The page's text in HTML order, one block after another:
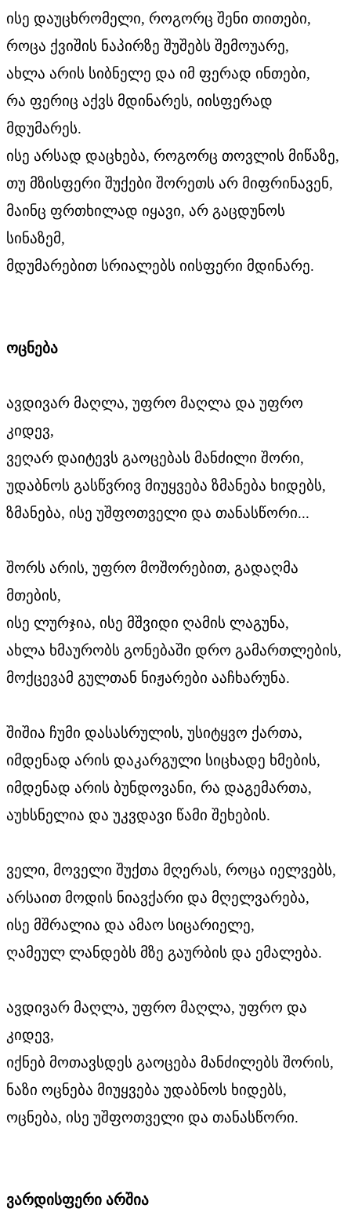
ისე დაუცხრომელი, როგორც შენი თითები,
როცა ქვიშის ნაპირზე შუშებს შემოუარე,
ახლა არის სიბნელე და იმ ფერად ინთები,
რა ფერიც აქვს მდინარეს, იისფერად
მდუმარეს.
ისე არსად დაცხება, როგორც თოვლის მიწაზე,
თუ მზისფერი შუქები შორეთს არ მიფრინავენ,
მაინც ფრთხილად იყავი, არ გაცდუნოს
სინაზემ,
მდუმარებით სრიალებს იისფერი მდინარე.
ოცნება
ავდივარ მაღლა, უფრო მაღლა და უფრო
კიდევ,
ვეღარ დაიტევს გაოცებას მანძილი შორი,
უდაბნოს გასწვრივ მიუყვება ზმანება ხიდებს,
ზმანება, ისე უშფოთველი და თანასწორი...
შორს არის, უფრო მოშორებით, გადაღმა
მთების,
ისე ლურჯია, ისე მშვიდი ღამის ლაგუნა,
ახლა ხმაურობს გონებაში დრო გამართლების,
მოქცევამ გულთან ნიჟარები ააჩხარუნა.
შიშია ჩუმი დასასრულის, უსიტყვო ქართა,
იმდენად არის დაკარგული სიცხადე ხმების,
იმდენად არის ბუნდოვანი, რა დაგემართა,
აუხსნელია და უკვდავი წამი შეხების.
ველი, მოველი შუქთა მღერას, როცა იელვებს,
არსაით მოდის ნიავქარი და მღელვარება,
ისე მშრალია და ამაო სიცარიელე,
ღამეულ ლანდებს მზე გაურბის და ემალება.
ავდივარ მაღლა, უფრო მაღლა, უფრო და
კიდევ,
იქნებ მოთავსდეს გაოცება მანძილებს შორის,
ნაზი ოცნება მიუყვება უდაბნოს ხიდებს,
ოცნება, ისე უშფოთველი და თანასწორი.
ვარდისფერი არშია